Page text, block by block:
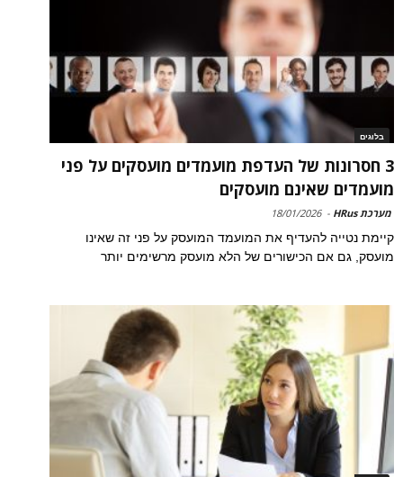
בלוגים
3 חסרונות של העדפת מועמדים מועסקים על פני
מועמדים שאינם מועסקים
מערכת HRus -
18/01/2026
קיימת נטייה להעדיף את המועמד המועסק על פני זה שאינו
מועסק, גם אם הכישורים של הלא מועסק מרשימים יותר